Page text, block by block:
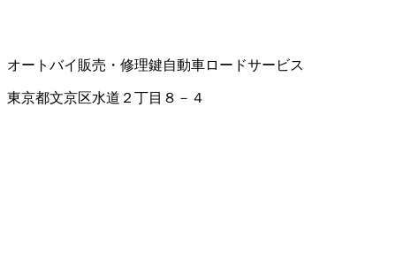
オートバイ販売・修理鍵自動車ロードサービス
東京都文京区水道２丁目８－４